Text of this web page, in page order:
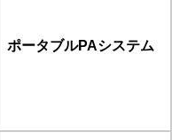
ポータブルPAシステム